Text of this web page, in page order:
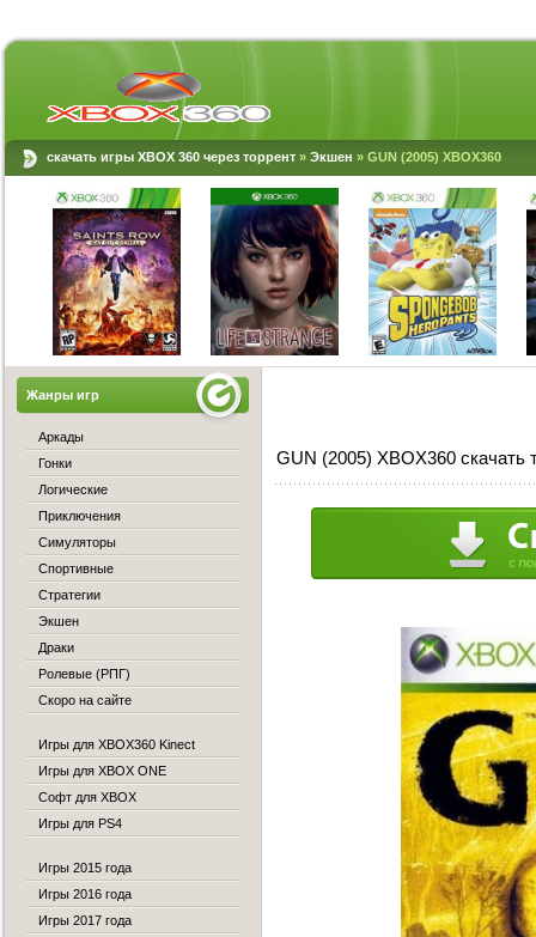
скачать игры XBOX 360 через торрент » Экшен » GUN (2005) XBOX360
GUN (2005) XBOX360 скачать
Жанры игр
Аркады
Гонки
Логические
Приключения
Симуляторы
Спортивные
Стратегии
Экшен
Драки
Ролевые (РПГ)
Скоро на сайте
Игры для XBOX360 Kinect
Игры для XBOX ONE
Софт для XBOX
Игры для PS4
Игры 2015 года
Игры 2016 года
Игры 2017 года